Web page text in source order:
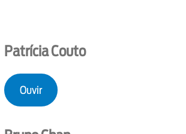
Patrícia Couto
Ouvir